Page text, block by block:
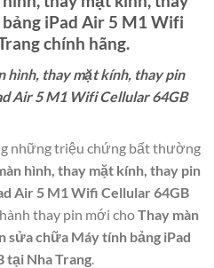
iPad Air 5 M1 Wifi
chính hãng.
hình, thay mặt kính, thay pin
Air 5 M1 Wifi Cellular 64GB
những triệu chứng bất thường
hình, thay mặt kính, thay pin
Air 5 M1 Wifi Cellular 64GB
thay pin mới choThay màn
sửa chữa Máy tính bảng iPad
tại Nha Trang.